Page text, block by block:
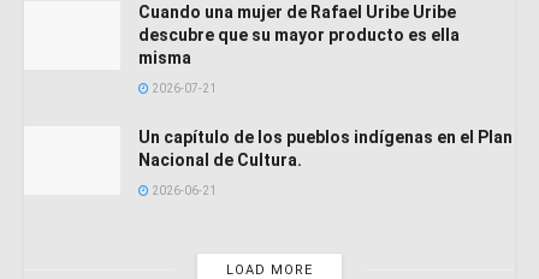
Cuando una mujer de Rafael Uribe Uribe
descubre que su mayor producto es ella
misma
2026-07-21
Un capítulo de los pueblos indígenas en el Plan
Nacional de Cultura.
2026-06-21
LOAD MORE